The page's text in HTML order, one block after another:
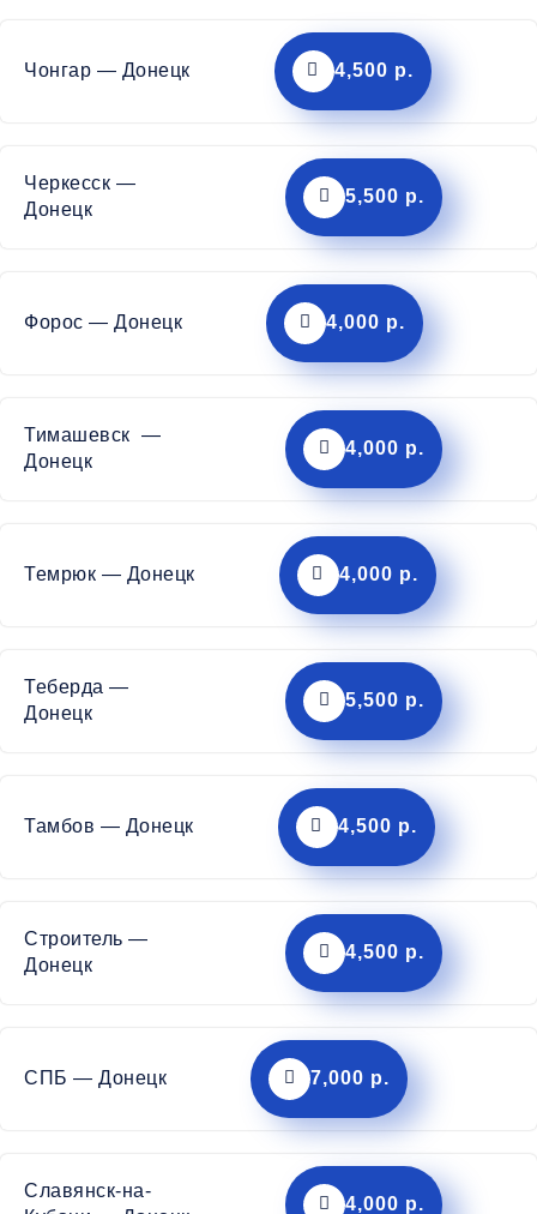
Чонгар — Донецк 4,500 р.
Черкесск —
Донецк
5,500 р.
Форос — Донецк 4,000 р.
Тимашевск —
Донецк
4,000 р.
Темрюк — Донецк 4,000 р.
Теберда —
Донецк
5,500 р.
Тамбов — Донецк 4,500 р.
Строитель —
Донецк
4,500 р.
СПБ — Донецк 7,000 р.
Славянск-на-
4,000 р.